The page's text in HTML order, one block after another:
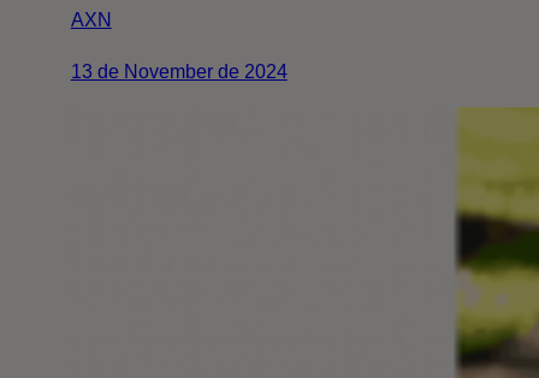
AXN
13 de November de 2024